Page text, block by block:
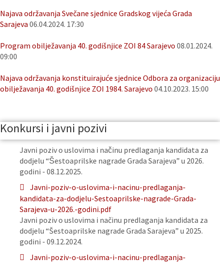
Najava održavanja Svečane sjednice Gradskog vijeća Grada
Sarajeva 06.04.2024. 17:30
Program obilježavanja 40. godišnjice ZOI 84 Sarajevo 08.01.2024.
09:00
Najava održavanja konstituirajuće sjednice Odbora za organizaciju
obilježavanja 40. godišnjice ZOI 1984. Sarajevo 04.10.2023. 15:00
Konkursi i javni pozivi
Javni poziv o uslovima i načinu predlaganja kandidata za
dodjelu “Šestoaprilske nagrade Grada Sarajeva” u 2026.
godini - 08.12.2025.
Javni-poziv-o-uslovima-i-nacinu-predlaganja-
kandidata-za-dodjelu-Sestoaprilske-nagrade-Grada-
Sarajeva-u-2026.-godini.pdf
Javni poziv o uslovima i načinu predlaganja kandidata za
dodjelu “Šestoaprilske nagrade Grada Sarajeva” u 2025.
godini - 09.12.2024.
Javni-poziv-o-uslovima-i-nacinu-predlaganja-